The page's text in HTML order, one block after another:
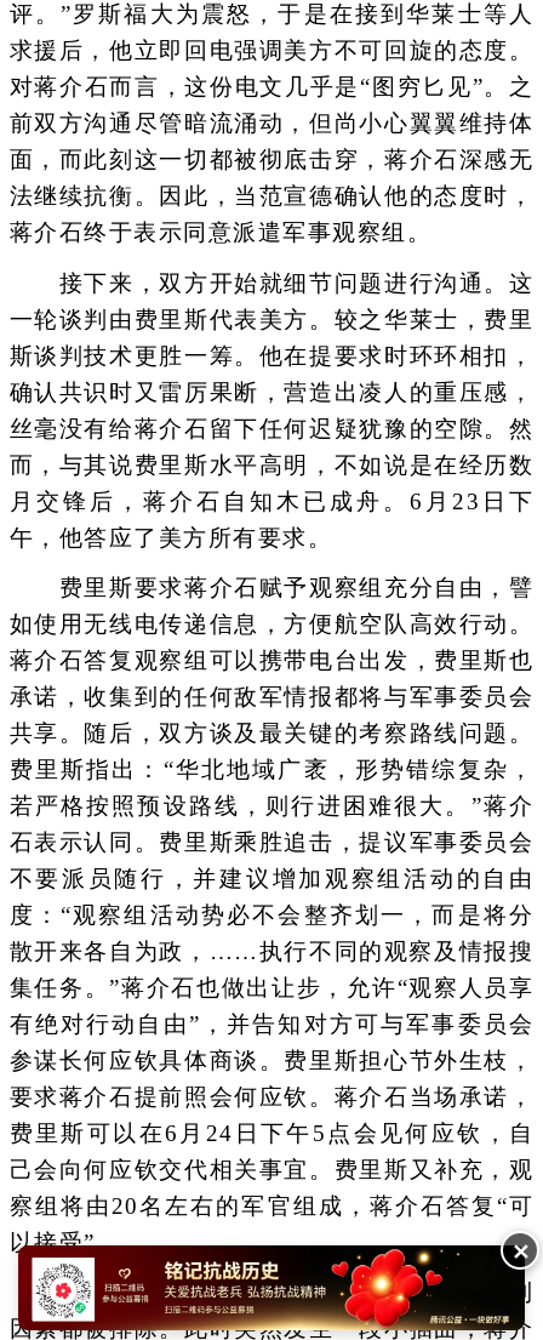
评。”罗斯福大为震怒，于是在接到华莱士等人
求援后，他立即回电强调美方不可回旋的态度。
对蒋介石而言，这份电文几乎是“图穷匕见”。之
前双方沟通尽管暗流涌动，但尚小心翼翼维持体
面，而此刻这一切都被彻底击穿，蒋介石深感无
法继续抗衡。因此，当范宣德确认他的态度时，
蒋介石终于表示同意派遣军事观察组。
接下来，双方开始就细节问题进行沟通。这
一轮谈判由费里斯代表美方。较之华莱士，费里
斯谈判技术更胜一筹。他在提要求时环环相扣，
确认共识时又雷厉果断，营造出凌人的重压感，
丝毫没有给蒋介石留下任何迟疑犹豫的空隙。然
而，与其说费里斯水平高明，不如说是在经历数
月交锋后，蒋介石自知木已成舟。6月23日下
午，他答应了美方所有要求。
费里斯要求蒋介石赋予观察组充分自由，譬
如使用无线电传递信息，方便航空队高效行动。
蒋介石答复观察组可以携带电台出发，费里斯也
承诺，收集到的任何敌军情报都将与军事委员会
共享。随后，双方谈及最关键的考察路线问题。
费里斯指出：“华北地域广袤，形势错综复杂，
若严格按照预设路线，则行进困难很大。”蒋介
石表示认同。费里斯乘胜追击，提议军事委员会
不要派员随行，并建议增加观察组活动的自由
度：“观察组活动势必不会整齐划一，而是将分
散开来各自为政，……执行不同的观察及情报搜
集任务。”蒋介石也做出让步，允许“观察人员享
有绝对行动自由”，并告知对方可与军事委员会
参谋长何应钦具体商谈。费里斯担心节外生枝，
要求蒋介石提前照会何应钦。蒋介石当场承诺，
费里斯可以在6月24日下午5点会见何应钦，自
己会向何应钦交代相关事宜。费里斯又补充，观
察组将由20名左右的军官组成，蒋介石答复“可
以接受”。
经过这轮谈判，之前阻碍观察组计划的不利
因素都被排除。此时突然发生一段小插曲，蒋介
✕